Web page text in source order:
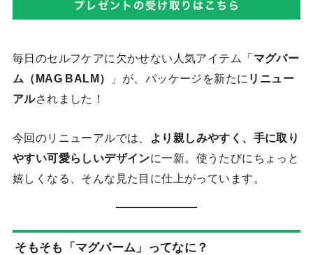
毎日のセルフケアに欠かせない人気アイテム「 マグバー
ム（MAG BALM）
」が、パッケージを新たに リニュー
アルされました！
今回のリニューアルでは、
より親しみやすく、手に取り
やすい可愛らしいデザインに一新。使うたびにちょっと
嬉しくなる、そんな見た目に仕上がっています。
そもそも「マグバーム」ってなに？